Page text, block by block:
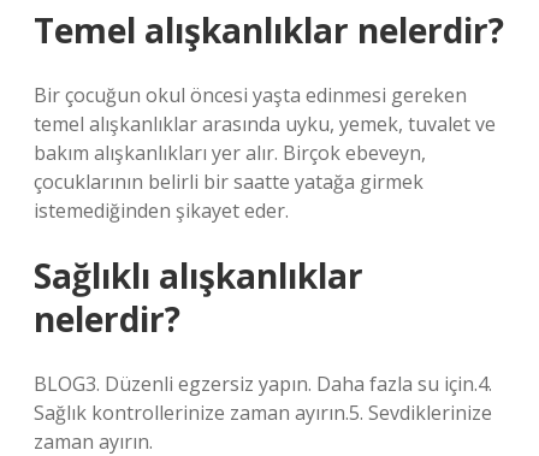
Temel alışkanlıklar nelerdir?
Bir çocuğun okul öncesi yaşta edinmesi gereken
temel alışkanlıklar arasında uyku, yemek, tuvalet ve
bakım alışkanlıkları yer alır. Birçok ebeveyn,
çocuklarının belirli bir saatte yatağa girmek
istemediğinden şikayet eder.
Sağlıklı alışkanlıklar
nelerdir?
BLOG3. Düzenli egzersiz yapın. Daha fazla su için.4.
Sağlık kontrollerinize zaman ayırın.5. Sevdiklerinize
zaman ayırın.